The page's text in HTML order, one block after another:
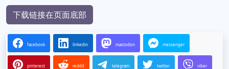
下载链接在页面底部
facebook linkedin mastodon messenger
pinterest reddit telegram twitter viber